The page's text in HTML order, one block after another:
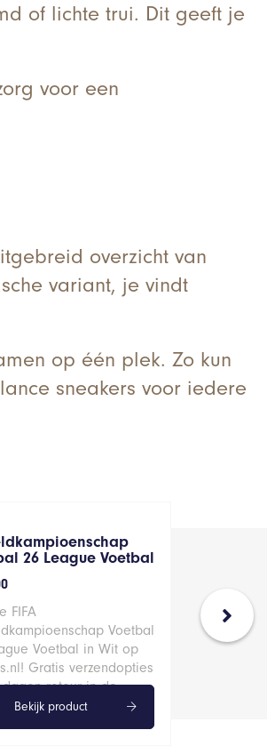
of lichte trui. Dit geeft je
voor een
overzicht van
variant, je vindt
op één plek. Zo kun
sneakers voor iedere
26 League Voetbal
FIFA
Voetbal
Voetbal in Wit op
Gratis verzendopties
dagen retour in de…
Bekijk product